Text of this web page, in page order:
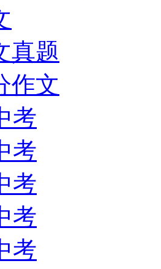
真题
作文
考
考
考
考
考